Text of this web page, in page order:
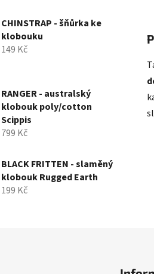
CHINSTRAP - šňůrka ke
klobouku
149 Kč
RANGER - australský
klobouk poly/cotton
Scippis
799 Kč
BLACK FRITTEN - slaměný
klobouk Rugged Earth
199 Kč